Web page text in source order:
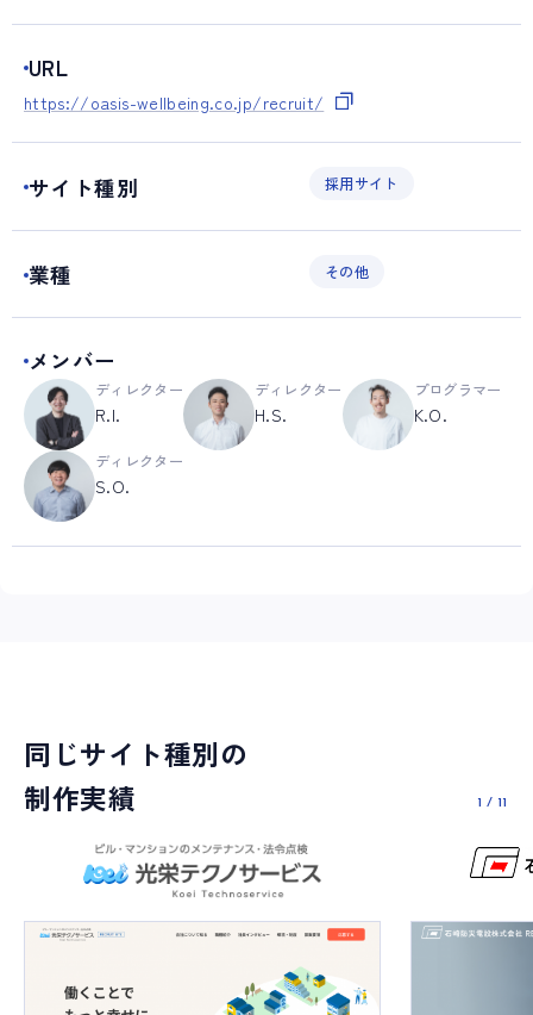
URL
https://oasis-wellbeing.co.jp/recruit/
サイト種別 採用サイト
業種 その他
メンバー
ディレクター
R.I.
ディレクター
H.S.
プログラマー
K.O.
ディレクター
S.O.
同じサイト種別の
制作実績
1 / 11